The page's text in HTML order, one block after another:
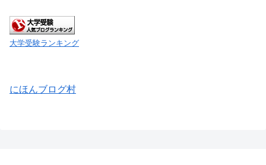
大学受験ランキング
にほんブログ村